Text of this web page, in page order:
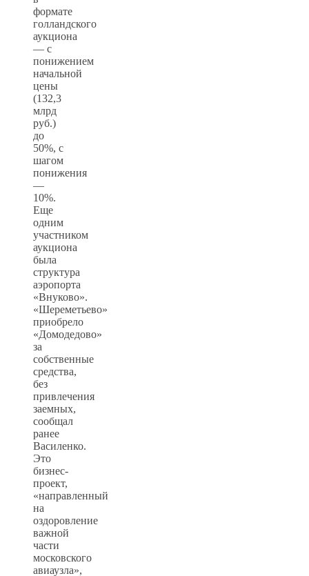
формате
голландского
аукциона
— с
понижением
начальной
цены
(132,3
млрд
руб.)
до
50%, с
шагом
понижения
—
10%.
Еще
одним
участником
аукциона
была
структура
аэропорта
«Внуково».
«Шереметьево»
приобрело
«Домодедово»
за
собственные
средства,
без
привлечения
заемных,
сообщал
ранее
Василенко.
Это
бизнес-
проект,
«направленный
на
оздоровление
важной
части
московского
авиаузла»,